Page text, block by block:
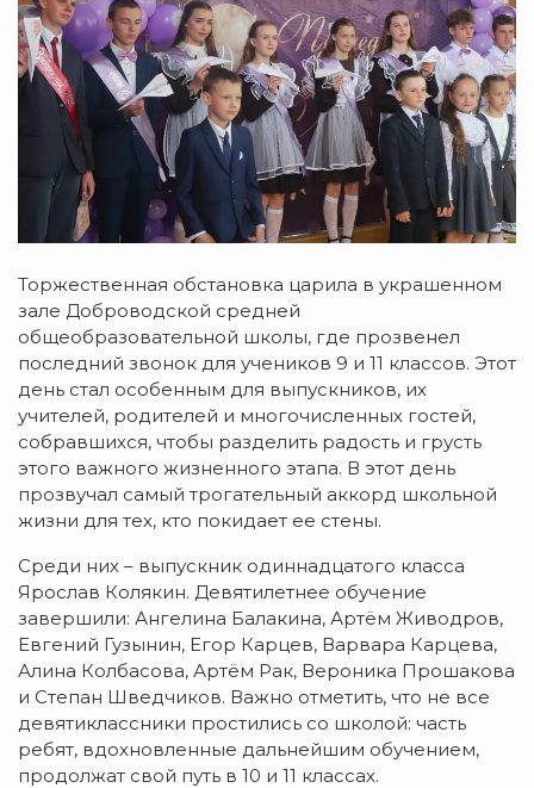
Торжественная обстановка царила в украшенном
зале Доброводской средней
общеобразовательной школы, где прозвенел
последний звонок для учеников 9 и 11 классов. Этот
день стал особенным для выпускников, их
учителей, родителей и многочисленных гостей,
собравшихся, чтобы разделить радость и грусть
этого важного жизненного этапа. В этот день
прозвучал самый трогательный аккорд школьной
жизни для тех, кто покидает ее стены.
Среди них – выпускник одиннадцатого класса
Ярослав Колякин. Девятилетнее обучение
завершили: Ангелина Балакина, Артём Живодров,
Евгений Гузынин, Егор Карцев, Варвара Карцева,
Алина Колбасова, Артём Рак, Вероника Прошакова
и Степан Шведчиков. Важно отметить, что не все
девятиклассники простились со школой: часть
ребят, вдохновленные дальнейшим обучением,
продолжат свой путь в 10 и 11 классах.